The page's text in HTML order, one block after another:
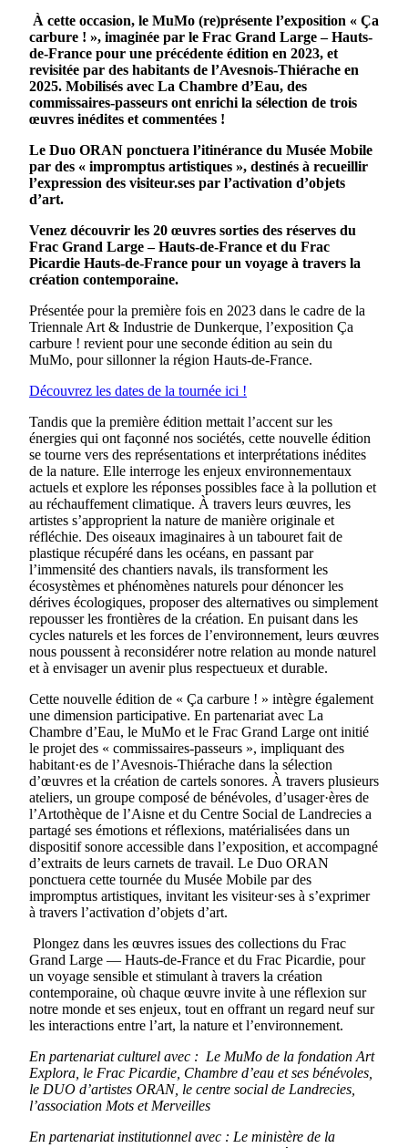
À cette occasion, le MuMo (re)présente l’exposition « Ça
carbure ! », imaginée par le Frac Grand Large – Hauts-
de-France pour une précédente édition en 2023, et
revisitée par des habitants de l’Avesnois-Thiérache en
2025. Mobilisés avec La Chambre d’Eau, des
commissaires-passeurs ont enrichi la sélection de trois
œuvres inédites et commentées !
Le Duo ORAN ponctuera l’itinérance du Musée Mobile
par des « impromptus artistiques », destinés à recueillir
l’expression des visiteur.ses par l’activation d’objets
d’art.
Venez découvrir les 20 œuvres sorties des réserves du
Frac Grand Large – Hauts-de-France et du Frac
Picardie Hauts-de-France pour un voyage à travers la
création contemporaine.
Présentée pour la première fois en 2023 dans le cadre de la
Triennale Art & Industrie de Dunkerque, l’exposition Ça
carbure ! revient pour une seconde édition au sein du
MuMo, pour sillonner la région Hauts-de-France.
Découvrez les dates de la tournée ici !
Tandis que la première édition mettait l’accent sur les
énergies qui ont façonné nos sociétés, cette nouvelle édition
se tourne vers des représentations et interprétations inédites
de la nature. Elle interroge les enjeux environnementaux
actuels et explore les réponses possibles face à la pollution et
au réchauffement climatique. À travers leurs œuvres, les
artistes s’approprient la nature de manière originale et
réfléchie. Des oiseaux imaginaires à un tabouret fait de
plastique récupéré dans les océans, en passant par
l’immensité des chantiers navals, ils transforment les
écosystèmes et phénomènes naturels pour dénoncer les
dérives écologiques, proposer des alternatives ou simplement
repousser les frontières de la création. En puisant dans les
cycles naturels et les forces de l’environnement, leurs œuvres
nous poussent à reconsidérer notre relation au monde naturel
et à envisager un avenir plus respectueux et durable.
Cette nouvelle édition de « Ça carbure ! » intègre également
une dimension participative. En partenariat avec La
Chambre d’Eau, le MuMo et le Frac Grand Large ont initié
le projet des « commissaires-passeurs », impliquant des
habitant·es de l’Avesnois-Thiérache dans la sélection
d’œuvres et la création de cartels sonores. À travers plusieurs
ateliers, un groupe composé de bénévoles, d’usager·ères de
l’Artothèque de l’Aisne et du Centre Social de Landrecies a
partagé ses émotions et réflexions, matérialisées dans un
dispositif sonore accessible dans l’exposition, et accompagné
d’extraits de leurs carnets de travail. Le Duo ORAN
ponctuera cette tournée du Musée Mobile par des
impromptus artistiques, invitant les visiteur·ses à s’exprimer
à travers l’activation d’objets d’art.
Plongez dans les œuvres issues des collections du Frac
Grand Large — Hauts-de-France et du Frac Picardie, pour
un voyage sensible et stimulant à travers la création
contemporaine, où chaque œuvre invite à une réflexion sur
notre monde et ses enjeux, tout en offrant un regard neuf sur
les interactions entre l’art, la nature et l’environnement.
En partenariat culturel avec : Le MuMo de la fondation Art
Explora, le Frac Picardie, Chambre d’eau et ses bénévoles,
le DUO d’artistes ORAN, le centre social de Landrecies,
l’association Mots et Merveilles
En partenariat institutionnel avec : Le ministère de la